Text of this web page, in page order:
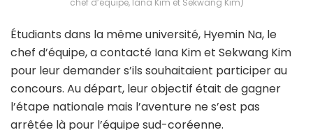
chef d’équipe, Iana Kim et Sekwang Kim)
Étudiants dans la même université, Hyemin Na, le
chef d’équipe, a contacté Iana Kim et Sekwang Kim
pour leur demander s’ils souhaitaient participer au
concours. Au départ, leur objectif était de gagner
l’étape nationale mais l’aventure ne s’est pas
arrêtée là pour l’équipe sud-coréenne.